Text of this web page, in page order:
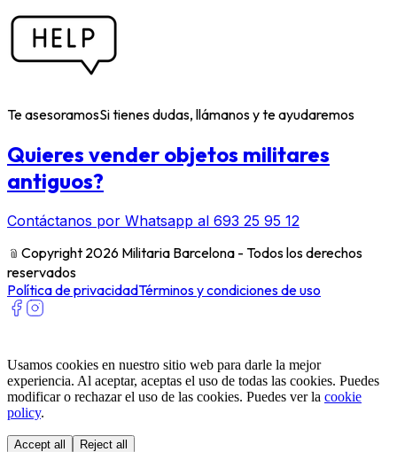
Te asesoramosSi tienes dudas, llámanos y te ayudaremos
Quieres vender objetos militares
antiguos?
Contáctanos por Whatsapp al 693 25 95 12
﹫ Copyright 2026 Militaria Barcelona - Todos los derechos
reservados
Política de privacidadTérminos y condiciones de uso
Usamos cookies en nuestro sitio web para darle la mejor
experiencia. Al aceptar, aceptas el uso de todas las cookies. Puedes
modificar o rechazar el uso de las cookies. Puedes ver la cookie
policy.
Accept all Reject all